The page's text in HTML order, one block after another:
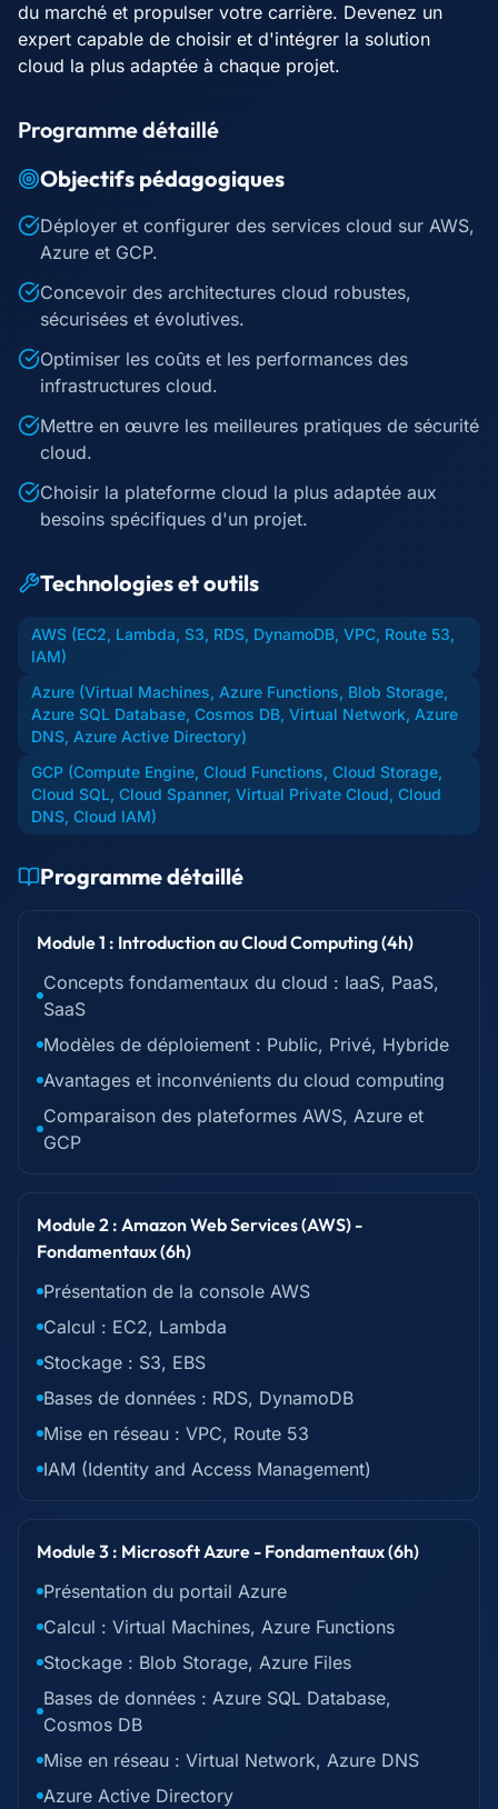
du marché et propulser votre carrière. Devenez un
expert capable de choisir et d'intégrer la solution
cloud la plus adaptée à chaque projet.
Programme détaillé
Objectifs pédagogiques
Déployer et configurer des services cloud sur AWS,
Azure et GCP.
Concevoir des architectures cloud robustes,
sécurisées et évolutives.
Optimiser les coûts et les performances des
infrastructures cloud.
Mettre en œuvre les meilleures pratiques de sécurité
cloud.
Choisir la plateforme cloud la plus adaptée aux
besoins spécifiques d'un projet.
Technologies et outils
AWS (EC2, Lambda, S3, RDS, DynamoDB, VPC, Route 53,
IAM)
Azure (Virtual Machines, Azure Functions, Blob Storage,
Azure SQL Database, Cosmos DB, Virtual Network, Azure
DNS, Azure Active Directory)
GCP (Compute Engine, Cloud Functions, Cloud Storage,
Cloud SQL, Cloud Spanner, Virtual Private Cloud, Cloud
DNS, Cloud IAM)
Programme détaillé
Module 1 : Introduction au Cloud Computing (4h)
Concepts fondamentaux du cloud : IaaS, PaaS,
SaaS
Modèles de déploiement : Public, Privé, Hybride
Avantages et inconvénients du cloud computing
Comparaison des plateformes AWS, Azure et
GCP
Module 2 : Amazon Web Services (AWS) -
Fondamentaux (6h)
Présentation de la console AWS
Calcul : EC2, Lambda
Stockage : S3, EBS
Bases de données : RDS, DynamoDB
Mise en réseau : VPC, Route 53
IAM (Identity and Access Management)
Module 3 : Microsoft Azure - Fondamentaux (6h)
Présentation du portail Azure
Calcul : Virtual Machines, Azure Functions
Stockage : Blob Storage, Azure Files
Bases de données : Azure SQL Database,
Cosmos DB
Mise en réseau : Virtual Network, Azure DNS
Azure Active Directory